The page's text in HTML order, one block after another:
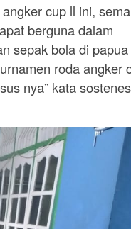
cup ll ini,
berguna dalam
sepak bola di papua
roda angker
nya” kata sostenes